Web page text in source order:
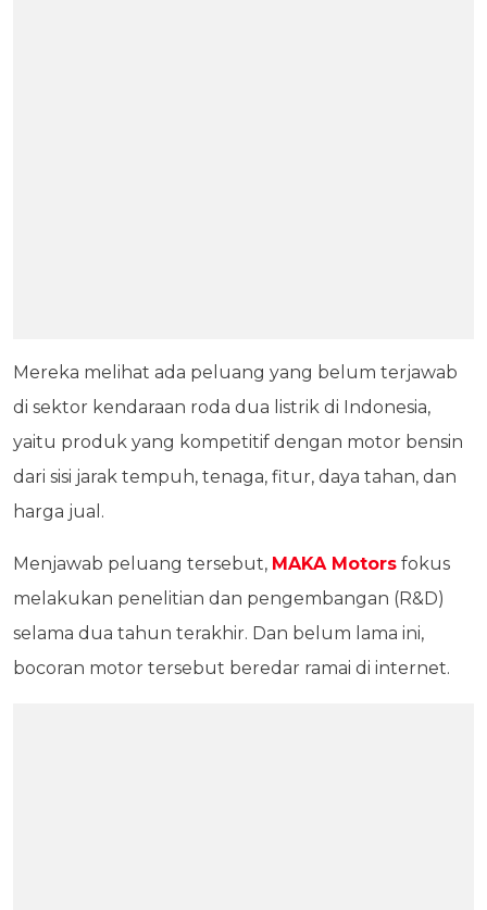
Mereka melihat ada peluang yang belum terjawab
di sektor kendaraan roda dua listrik di Indonesia,
yaitu produk yang kompetitif dengan motor bensin
dari sisi jarak tempuh, tenaga, fitur, daya tahan, dan
harga jual.
Menjawab peluang tersebut, MAKA Motors fokus
melakukan penelitian dan pengembangan (R&D)
selama dua tahun terakhir. Dan belum lama ini,
bocoran motor tersebut beredar ramai di internet.